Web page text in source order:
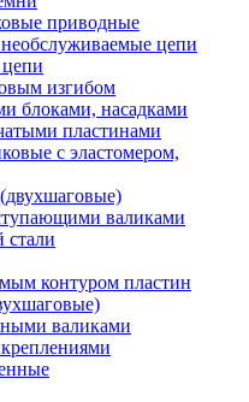
приводные
цепи
изгибом
блоками, насадками
пластинами
с эластомером,
валиками
контуром пластин
валиками